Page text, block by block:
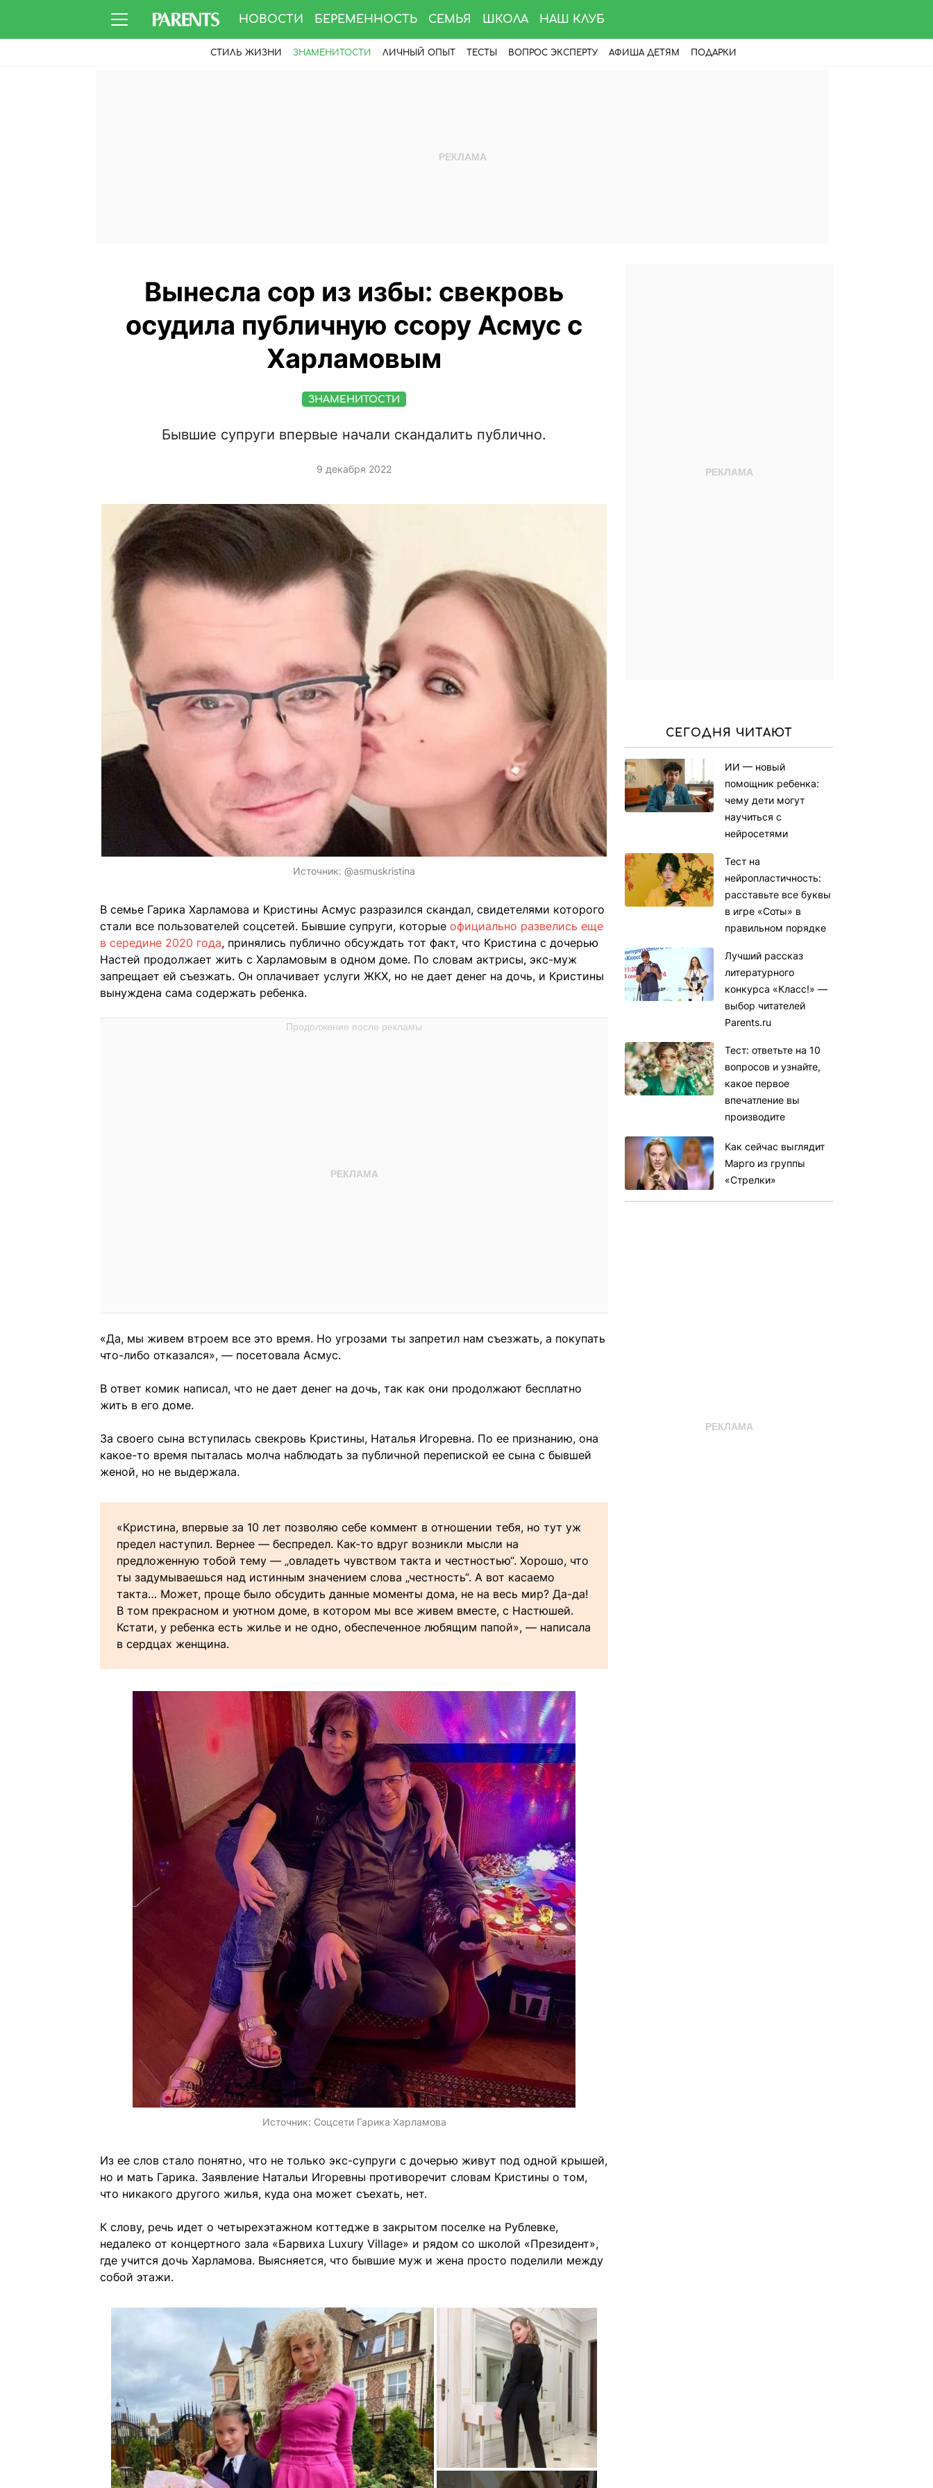
НОВОСТИ БЕРЕМЕННОСТЬ СЕМЬЯ ШКОЛА НАШ КЛУБ
СТИЛЬ ЖИЗНИ ЗНАМЕНИТОСТИ ЛИЧНЫЙ ОПЫТ ТЕСТЫ ВОПРОС ЭКСПЕРТУ АФИША ДЕТЯМ ПОДАРКИ
Вынесла сор из избы: свекровь
осудила публичную ссору Асмус с
Харламовым
ЗНАМЕНИТОСТИ
Бывшие супруги впервые начали скандалить публично.
9 декабря 2022
Источник: @asmuskristina
В семье Гарика Харламова и Кристины Асмус разразился скандал, свидетелями которого
стали все пользователей соцсетей. Бывшие супруги, которые официально развелись еще
в середине 2020 года, принялись публично обсуждать тот факт, что Кристина с дочерью
Настей продолжает жить с Харламовым в одном доме. По словам актрисы, экс-муж
запрещает ей съезжать. Он оплачивает услуги ЖКХ, но не дает денег на дочь, и Кристины
вынуждена сама содержать ребенка.
«Да, мы живем втроем все это время. Но угрозами ты запретил нам съезжать, а покупать
что-либо отказался», — посетовала Асмус.
В ответ комик написал, что не дает денег на дочь, так как они продолжают бесплатно
жить в его доме.
За своего сына вступилась свекровь Кристины, Наталья Игоревна. По ее признанию, она
какое-то время пыталась молча наблюдать за публичной перепиской ее сына с бывшей
женой, но не выдержала.
«Кристина, впервые за 10 лет позволяю себе коммент в отношении тебя, но тут уж
предел наступил. Вернее — беспредел. Как-то вдруг возникли мысли на
предложенную тобой тему — „овладеть чувством такта и честностью“. Хорошо, что
ты задумываешься над истинным значением слова „честность“. А вот касаемо
такта… Может, проще было обсудить данные моменты дома, не на весь мир? Да-да!
В том прекрасном и уютном доме, в котором мы все живем вместе, с Настюшей.
Кстати, у ребенка есть жилье и не одно, обеспеченное любящим папой», — написала
в сердцах женщина.
Источник: Соцсети Гарика Харламова
Из ее слов стало понятно, что не только экс-супруги с дочерью живут под одной крышей,
но и мать Гарика. Заявление Натальи Игоревны противоречит словам Кристины о том,
что никакого другого жилья, куда она может съехать, нет.
К слову, речь идет о четырехэтажном коттедже в закрытом поселке на Рублевке,
недалеко от концертного зала «Барвиха Luxury Village» и рядом со школой «Президент»,
где учится дочь Харламова. Выясняется, что бывшие муж и жена просто поделили между
собой этажи.
СЕГОДНЯ ЧИТАЮТ
ИИ — новый
помощник ребенка:
чему дети могут
научиться с
нейросетями
Тест на
нейропластичность:
расставьте все буквы
в игре «Соты» в
правильном порядке
Лучший рассказ
литературного
конкурса «Класс!» —
выбор читателей
Parents.ru
Тест: ответьте на 10
вопросов и узнайте,
какое первое
впечатление вы
производите
Как сейчас выглядит
Марго из группы
«Стрелки»